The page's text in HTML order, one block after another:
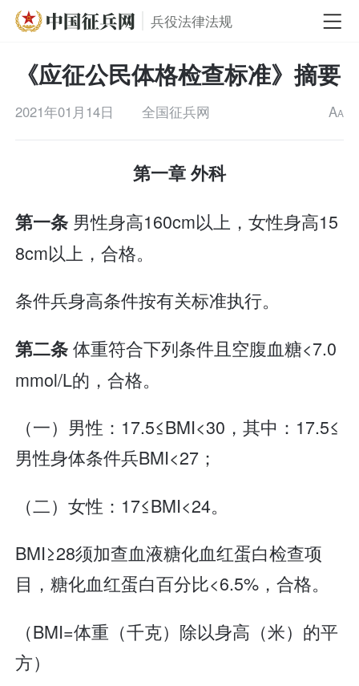
兵役法律法规
《应征公民体格检查标准》摘要
2021年01月14日 全国征兵网 AA
第一章 外科
第一条 男性身高160cm以上，女性身高15
8cm以上，合格。
条件兵身高条件按有关标准执行。
第二条体重符合下列条件且空腹血糖<7.0
mmol/L的，合格。
（一）男性：17.5≤BMI<30，其中：17.5≤
男性身体条件兵BMI<27；
（二）女性：17≤BMI<24。
BMI≥28须加查血液糖化血红蛋白检查项
目，糖化血红蛋白百分比<6.5%，合格。
（BMI=体重（千克）除以身高（米）的平
方）